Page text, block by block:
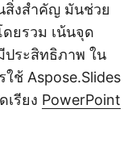
สิ่งสำคัญ มันช่วย
ดยรวม เน้นจุด
ระสิทธิภาพ ใน
ช้ Aspose.Slides
เรียง PowerPoint